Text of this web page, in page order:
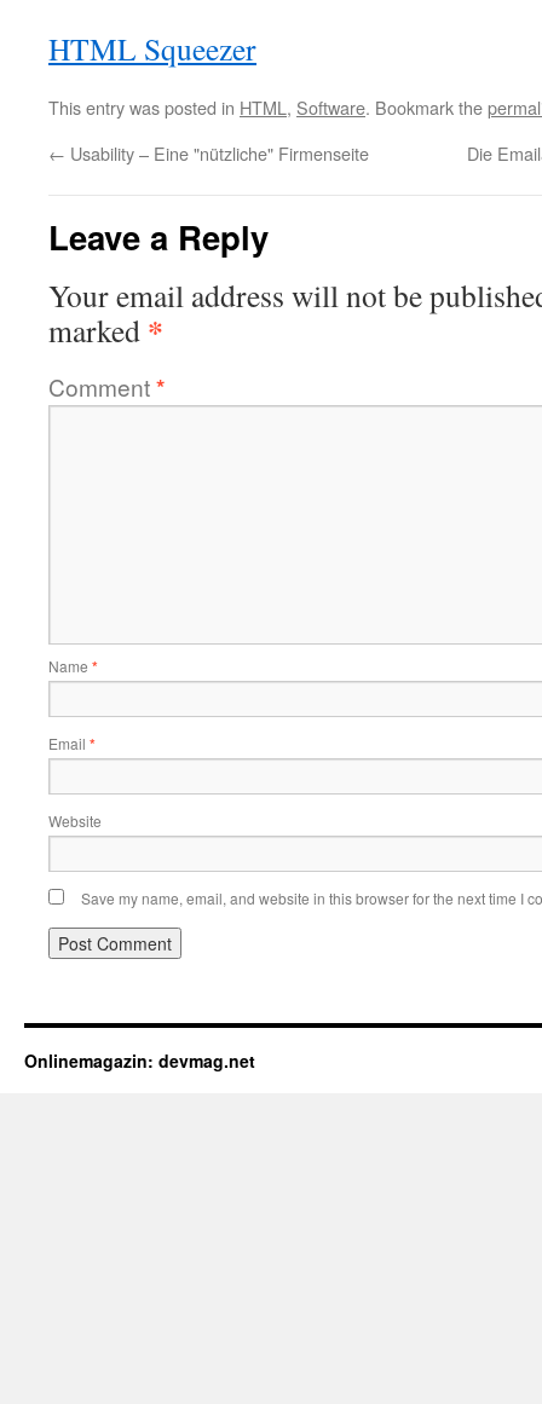
HTML Squeezer
This entry was posted in HTML , Software. Bookmark the
← Usability – Eine "nützliche" Firmenseite Die
Leave a Reply
Your email address will not be
marked *
Comment*
Name *
Email *
Website
Save my name, email, and website in this browser for the next time I
Onlinemagazin: devmag.net